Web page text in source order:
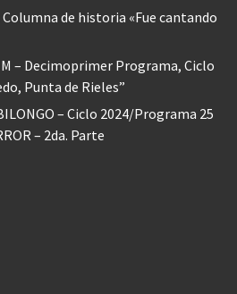
Columna de historia «Fue cantando
– Decimoprimer Programa, Ciclo
Punta de Rieles”
– Ciclo 2024/Programa 25
– 2da. Parte